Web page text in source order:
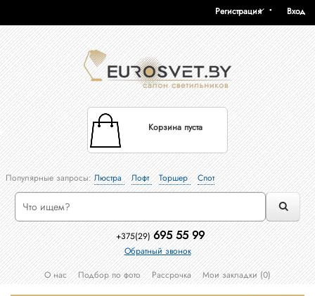
Вход
Регистрация
Корзина пуста
Популярные запросы:Люстра Лофт Торшер Спот
+375(29) 695 55 99
Обратный звонок
О нас
Подбор по фото Рассрочка Мои закладки (0)